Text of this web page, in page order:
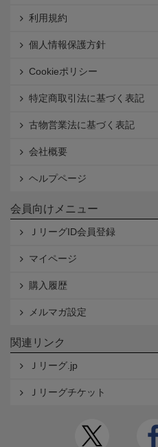
利用規約
個人情報保護方針
Cookieポリシー
特定商取引法に基づく表記
古物営業法に基づく表記
会社概要
ヘルプページ
会員向けメニュー
ＪリーグID会員登録
マイページ
購入履歴
メルマガ設定
関連リンク
Ｊリーグ.jp
Ｊリーグチケット